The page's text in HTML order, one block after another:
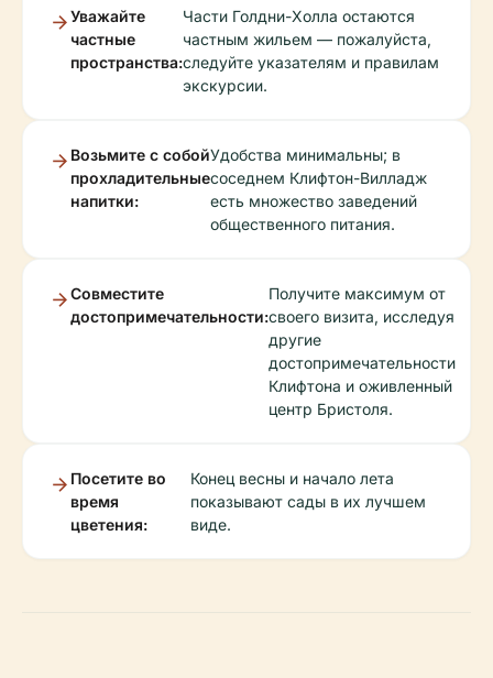
Уважайте
частные
пространства:
Части Голдни-Холла остаются
частным жильем — пожалуйста,
следуйте указателям и правилам
экскурсии.
Возьмите с собой
прохладительные
напитки:
Удобства минимальны; в
соседнем Клифтон-Вилладж
есть множество заведений
общественного питания.
Совместите
достопримечательности:
Получите максимум от
своего визита, исследуя
другие
достопримечательности
Клифтона и оживленный
центр Бристоля.
Посетите во
время
цветения:
Конец весны и начало лета
показывают сады в их лучшем
виде.